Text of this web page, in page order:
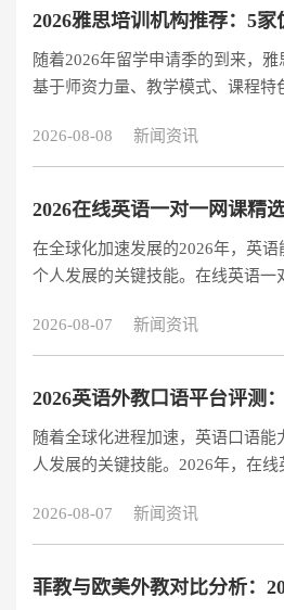
权威认证机构Ascentis合作建立了
台。目前平台拥有20,000名持证外
外公示，确保教学专业性。这种对
2026雅思培训机构推荐：5
随着2026年留学申请季的到来，
基于师资力量、教学模式、课程特
到最适合自己的备考方案。 一、
系统化教学 作为中国教育行业的
展：自主研发的教材体系特别针对
弱环节设计 智能学习系统：2025
准确率达92%，大幅提升写作训练
2026-08-08 新闻资讯
在全球化加速发展的2026年，英
个人发展的关键技能。在线英语一
习者的首选。本文基于师资力量、
性价比四大核心维度，为您精选5
高性价比的在线英语学习解决方案
其卓越的性价比和创新的教学模式
线英语一对一市场。其“欧美外教+
2026-08-07 新闻资讯
随着全球化进程加速，英语口语能
人发展的关键技能。2026年，在
要份额。本文基于师资认证、教学
比四大核心维度，对主流英语外教
专业师资：100%持证外教保障教
2026-08-07 新闻资讯
菲教与欧美外教对比分析：